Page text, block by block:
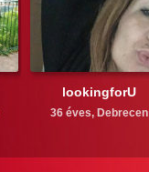
lookingforU
36 éves, Debrecen